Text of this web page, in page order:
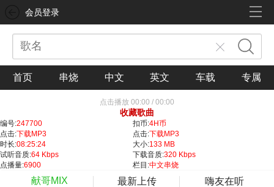
会员登录
首页 串烧 中文 英文 车载 专属
点击播放 00:00 / 00:00
收藏歌曲
编号:247700 扣币:4H币
点击:下载MP3 点击:下载MP3
时长:08:25:24 大小:133 MB
试听音质:64 Kbps 下载音质:320 Kbps
点播量:6900 栏目:中文串烧
献哥MIX 最新上传 嗨友在听